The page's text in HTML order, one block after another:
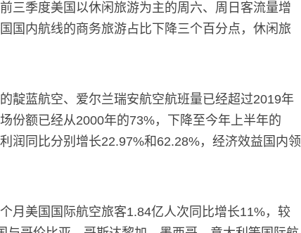
季度美国以休闲旅游为主的周六、周日客流量增
国内航线的商务旅游占比下降三个百分点，休闲旅
蓝航空、爱尔兰瑞安航空航班量已经超过2019年
份额已经从2000年的73%，下降至今年上半年的
润同比分别增长22.97%和62.28%，经济效益国内领
美国国际航空旅客1.84亿人次同比增长11%，较